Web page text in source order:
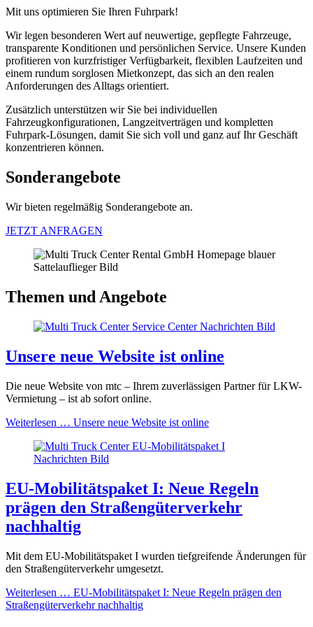
Mit uns optimieren Sie Ihren Fuhrpark!
Wir legen besonderen Wert auf neuwertige, gepflegte Fahrzeuge,
transparente Konditionen und persönlichen Service. Unsere Kunden
profitieren von kurzfristiger Verfügbarkeit, flexiblen Laufzeiten und
einem rundum sorglosen Mietkonzept, das sich an den realen
Anforderungen des Alltags orientiert.
Zusätzlich unterstützen wir Sie bei individuellen
Fahrzeugkonfigurationen, Langzeitverträgen und kompletten
Fuhrpark-Lösungen, damit Sie sich voll und ganz auf Ihr Geschäft
konzentrieren können.
Sonderangebote
Wir bieten regelmäßig Sonderangebote an.
JETZT ANFRAGEN
Themen und Angebote
Unsere neue Website ist online
Die neue Website von mtc – Ihrem zuverlässigen Partner für LKW-
Vermietung – ist ab sofort online.
Weiterlesen … Unsere neue Website ist online
EU-Mobilitätspaket I: Neue Regeln
prägen den Straßengüterverkehr
nachhaltig
Mit dem EU-Mobilitätspaket I wurden tiefgreifende Änderungen für
den Straßengüterverkehr umgesetzt.
Weiterlesen … EU-Mobilitätspaket I: Neue Regeln prägen den
Straßengüterverkehr nachhaltig